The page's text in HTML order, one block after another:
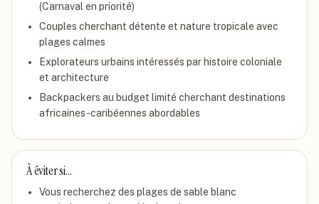
(Carnaval en priorité)
Couples cherchant détente et nature tropicale avec
plages calmes
Explorateurs urbains intéressés par histoire coloniale
et architecture
Backpackers au budget limité cherchant destinations
africaines-caribéennes abordables
À éviter si…
Vous recherchez des plages de sable blanc